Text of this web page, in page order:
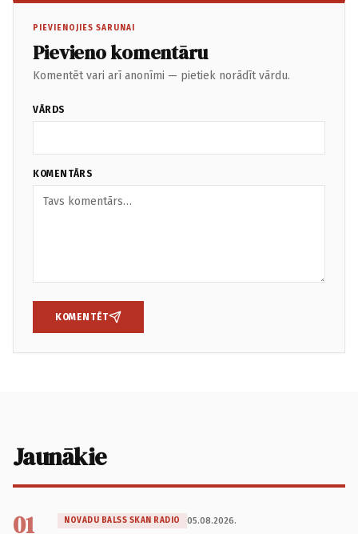
PIEVIENOJIES SARUNAI
Pievieno komentāru
Komentēt vari arī anonīmi — pietiek norādīt vārdu.
VĀRDS
KOMENTĀRS
KOMENTĒT
Jaunākie
01 NOVADU BALSS SKAN RADIO 05.08.2026.